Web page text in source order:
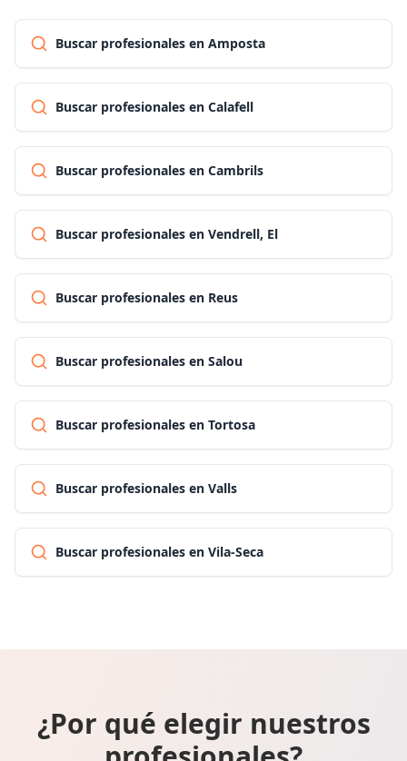
Buscar profesionales en Amposta
Buscar profesionales en Calafell
Buscar profesionales en Cambrils
Buscar profesionales en Vendrell, El
Buscar profesionales en Reus
Buscar profesionales en Salou
Buscar profesionales en Tortosa
Buscar profesionales en Valls
Buscar profesionales en Vila-Seca
¿Por qué elegir nuestros